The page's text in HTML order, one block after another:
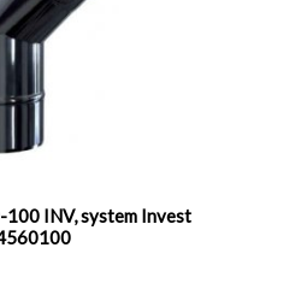
100 INV, system Invest